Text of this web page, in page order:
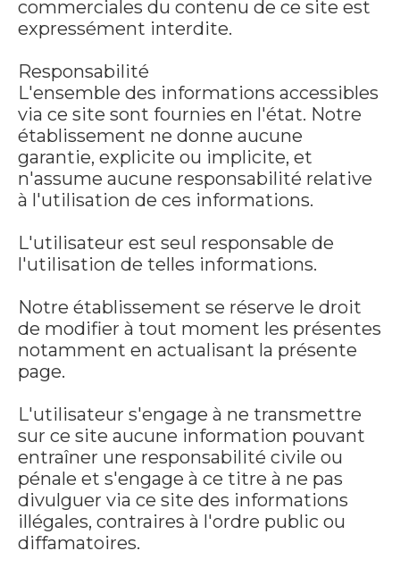
commerciales du contenu de ce site est
expressément interdite.
Responsabilité
L'ensemble des informations accessibles
via ce site sont fournies en l'état. Notre
établissement ne donne aucune
garantie, explicite ou implicite, et
n'assume aucune responsabilité relative
à l'utilisation de ces informations.
L'utilisateur est seul responsable de
l'utilisation de telles informations.
Notre établissement se réserve le droit
de modifier à tout moment les présentes
notamment en actualisant la présente
page.
L'utilisateur s'engage à ne transmettre
sur ce site aucune information pouvant
entraîner une responsabilité civile ou
pénale et s'engage à ce titre à ne pas
divulguer via ce site des informations
illégales, contraires à l'ordre public ou
diffamatoires.